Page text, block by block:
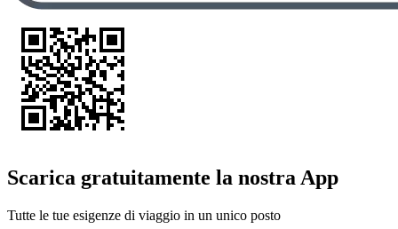
Scarica gratuitamente la nostra App
Tutte le tue esigenze di viaggio in un unico posto